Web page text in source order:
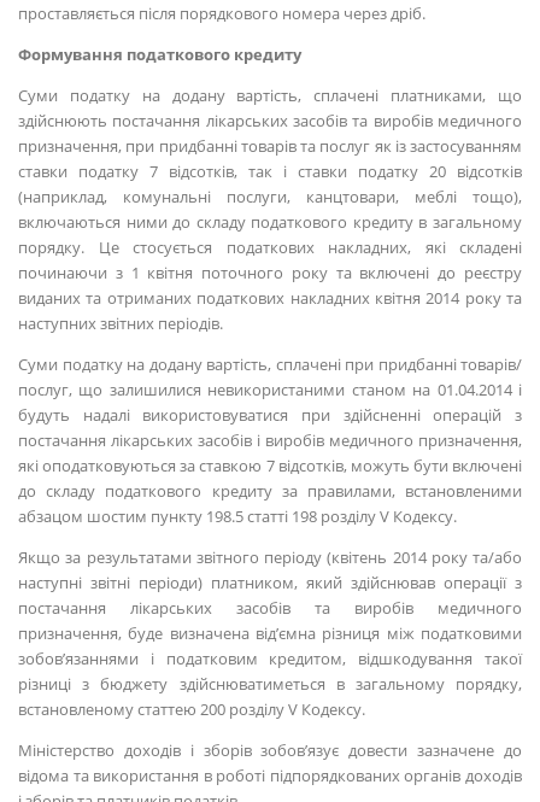
проставляється після порядкового номера через дріб.
Формування податкового кредиту
Суми податку на додану вартість, сплачені платниками, що
здійснюють постачання лікарських засобів та виробів медичного
призначення, при придбанні товарів та послуг як із застосуванням
ставки податку 7 відсотків, так і ставки податку 20 відсотків
(наприклад, комунальні послуги, канцтовари, меблі тощо),
включаються ними до складу податкового кредиту в загальному
порядку. Це стосується податкових накладних, які складені
починаючи з 1 квітня поточного року та включені до реєстру
виданих та отриманих податкових накладних квітня 2014 року та
наступних звітних періодів.
Суми податку на додану вартість, сплачені при придбанні товарів/
послуг, що залишилися невикористаними станом на 01.04.2014 і
будуть надалі використовуватися при здійсненні операцій з
постачання лікарських засобів і виробів медичного призначення,
які оподатковуються за ставкою 7 відсотків, можуть бути включені
до складу податкового кредиту за правилами, встановленими
абзацом шостим пункту 198.5 статті 198 розділу V Кодексу.
Якщо за результатами звітного періоду (квітень 2014 року та/або
наступні звітні періоди) платником, який здійснював операції з
постачання лікарських засобів та виробів медичного
призначення, буде визначена від’ємна різниця між податковими
зобов’язаннями і податковим кредитом, відшкодування такої
різниці з бюджету здійснюватиметься в загальному порядку,
встановленому статтею 200 розділу V Кодексу.
Міністерство доходів і зборів зобов’язує довести зазначене до
відома та використання в роботі підпорядкованих органів доходів